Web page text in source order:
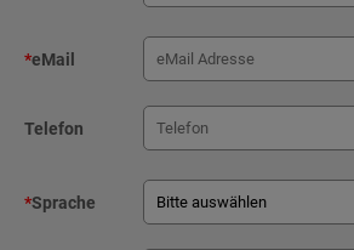
*eMail
Telefon
*Sprache